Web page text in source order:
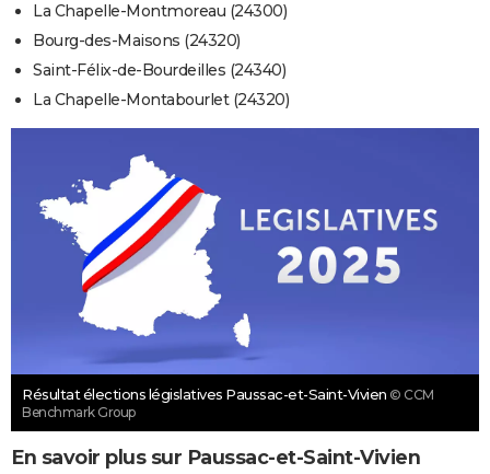
La Chapelle-Montmoreau (24300)
Bourg-des-Maisons (24320)
Saint-Félix-de-Bourdeilles (24340)
La Chapelle-Montabourlet (24320)
Résultat élections législatives Paussac-et-Saint-Vivien © CCM
Benchmark Group
En savoir plus sur Paussac-et-Saint-Vivien